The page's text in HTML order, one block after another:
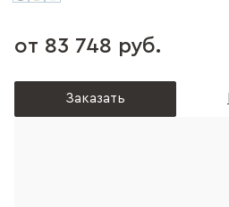
от 83 748 руб.
Заказать